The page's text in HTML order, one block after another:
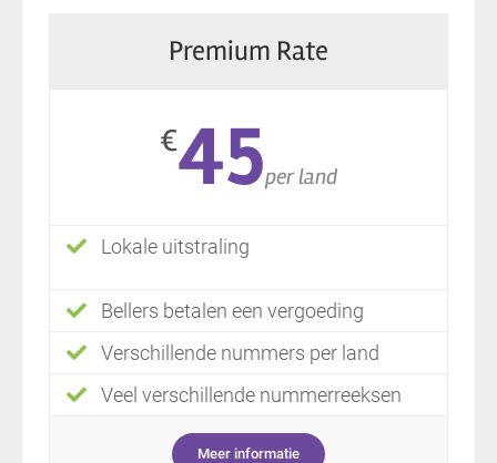
Premium Rate
€45per land
Lokale uitstraling
Bellers betalen een vergoeding
Verschillende nummers per land
Veel verschillende nummerreeksen
Meer informatie